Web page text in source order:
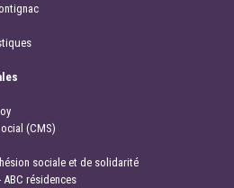
(CMS)
sociale et de solidarité
ABC résidences